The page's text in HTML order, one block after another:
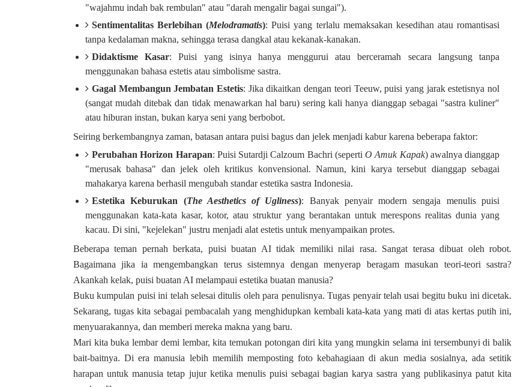
"wajahmu indah bak rembulan" atau "darah mengalir bagai sungai").
Sentimentalitas Berlebihan (Melodramatis): Puisi yang terlalu memaksakan kesedihan atau romantisasi
tanpa kedalaman makna, sehingga terasa dangkal atau kekanak-kanakan.
Didaktisme Kasar: Puisi yang isinya hanya menggurui atau berceramah secara langsung tanpa
menggunakan bahasa estetis atau simbolisme sastra.
Gagal Membangun Jembatan Estetis: Jika dikaitkan dengan teori Teeuw, puisi yang jarak estetisnya nol
(sangat mudah ditebak dan tidak menawarkan hal baru) sering kali hanya dianggap sebagai "sastra kuliner"
atau hiburan instan, bukan karya seni yang berbobot.
Seiring berkembangnya zaman, batasan antara puisi bagus dan jelek menjadi kabur karena beberapa faktor:
Perubahan Horizon Harapan: Puisi Sutardji Calzoum Bachri (seperti O Amuk Kapak) awalnya dianggap
"merusak bahasa" dan jelek oleh kritikus konvensional. Namun, kini karya tersebut dianggap sebagai
mahakarya karena berhasil mengubah standar estetika sastra Indonesia.
Estetika Keburukan (The Aesthetics of Ugliness): Banyak penyair modern sengaja menulis puisi
menggunakan kata-kata kasar, kotor, atau struktur yang berantakan untuk merespons realitas dunia yang
kacau. Di sini, "kejelekan" justru menjadi alat estetis untuk menyampaikan protes.
Beberapa teman pernah berkata, puisi buatan AI tidak memiliki nilai rasa. Sangat terasa dibuat oleh robot.
Bagaimana jika ia mengembangkan terus sistemnya dengan menyerap beragam masukan teori-teori sastra?
Akankah kelak, puisi buatan AI melampaui estetika buatan manusia?
Buku kumpulan puisi ini telah selesai ditulis oleh para penulisnya.Tugas penyair telah usai begitu buku ini dicetak.
Sekarang, tugas kita sebagai pembacalah yang menghidupkan kembali kata-kata yang mati di atas kertas putih ini,
menyuarakannya, dan memberi mereka makna yang baru.
Mari kita buka lembar demi lembar, kita temukan potongan diri kita yang mungkin selama ini tersembunyi di balik
bait-baitnya. Di era manusia lebih memilih memposting foto kebahagiaan di akun media sosialnya, ada setitik
harapan untuk manusia tetap jujur ketika menulis puisi sebagai bagian karya sastra yang publikasinya patut kita